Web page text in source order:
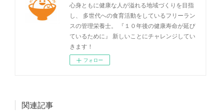
心身ともに健康な人が溢れる地域づくりを目指
し、 多世代への食育活動をしているフリーラン
スの管理栄養士。 『１０年後の健康寿命が延び
ているために』 新しいことにチャレンジしてい
きます！
フォロー
関連記事